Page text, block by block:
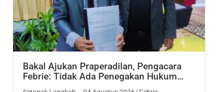
Bakal Ajukan Praperadilan, Pengacara
Febrie: Tidak Ada Penegakan Hukum…